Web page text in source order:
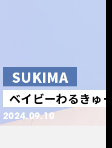
SUKIMA
ベイビーわるきゅ
2024.09.10